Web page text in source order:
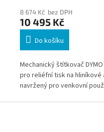
8 674 Kč bez DPH
10 495 Kč
Do košíku
Mechanický štítkovač
pro reliéfní tisk na hliníkové
navržený pro venkovní